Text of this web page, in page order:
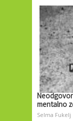
mentalno
Selma Fukelj